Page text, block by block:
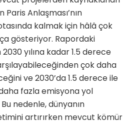
Anlaşması’nın
kalmak için hâlâ çok
gösteriyor. Rapordaki
yılına kadar 1.5 derece
çok daha
ve 2030’da 1.5 derece ile
fazla emisyona yol
nedenle, dünyanın
artırırken mevcut kömür